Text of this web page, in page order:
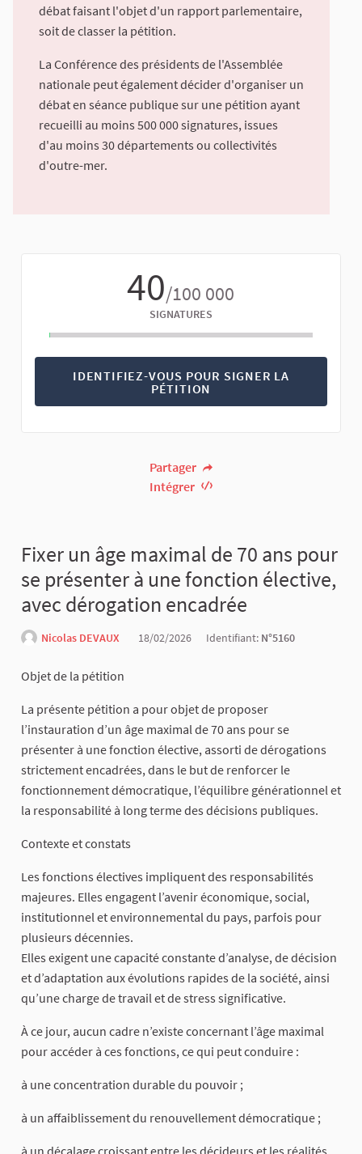
débat faisant l'objet d'un rapport parlementaire,
soit de classer la pétition.
La Conférence des présidents de l'Assemblée
nationale peut également décider d'organiser un
débat en séance publique sur une pétition ayant
recueilli au moins 500 000 signatures, issues
d'au moins 30 départements ou collectivités
d'outre-mer.
40/100 000
SIGNATURES
IDENTIFIEZ-VOUS POUR SIGNER LA
PÉTITION
Partager
Intégrer
Fixer un âge maximal de 70 ans pour
se présenter à une fonction élective,
avec dérogation encadrée
Nicolas DEVAUX 18/02/2026 Identifiant: N°5160
Objet de la pétition
La présente pétition a pour objet de proposer
l’instauration d’un âge maximal de 70 ans pour se
présenter à une fonction élective, assorti de dérogations
strictement encadrées, dans le but de renforcer le
fonctionnement démocratique, l’équilibre générationnel et
la responsabilité à long terme des décisions publiques.
Contexte et constats
Les fonctions électives impliquent des responsabilités
majeures. Elles engagent l’avenir économique, social,
institutionnel et environnemental du pays, parfois pour
plusieurs décennies.
Elles exigent une capacité constante d’analyse, de décision
et d’adaptation aux évolutions rapides de la société, ainsi
qu’une charge de travail et de stress significative.
À ce jour, aucun cadre n’existe concernant l’âge maximal
pour accéder à ces fonctions, ce qui peut conduire :
à une concentration durable du pouvoir ;
à un affaiblissement du renouvellement démocratique ;